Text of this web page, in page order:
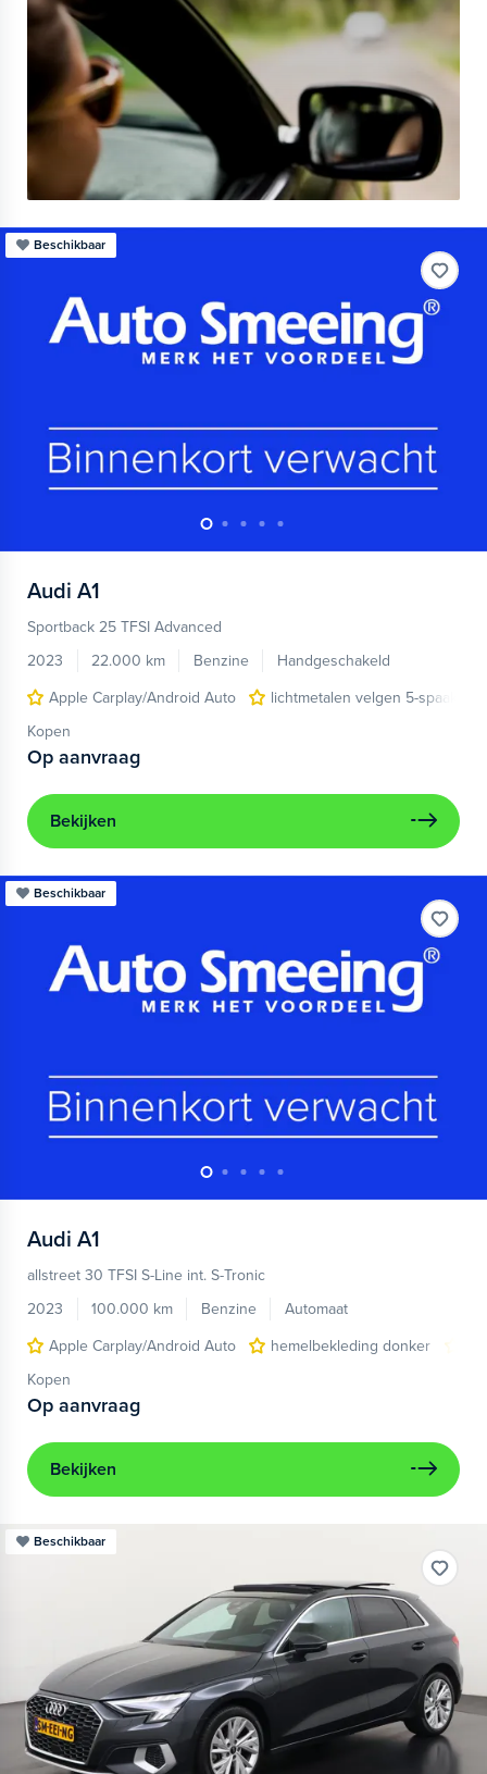
Beschikbaar
Audi A1
Sportback 25 TFSI Advanced
2023
22.000 km Benzine
Handgeschakeld
Apple Carplay/Android Auto
lichtmetalen velgen 5-spaaks
Kopen
Op aanvraag
Bekijken
Beschikbaar
Audi A1
allstreet 30 TFSI S-Line int. S-Tronic
2023
100.000 km Benzine
Automaat
Apple Carplay/Android Auto
hemelbekleding donker
Kopen
Op aanvraag
Bekijken
Beschikbaar